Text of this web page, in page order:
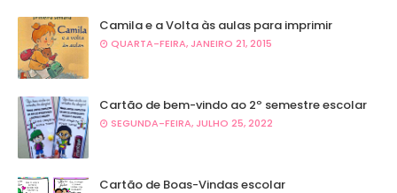
Camila e a Volta às aulas para imprimir
QUARTA-FEIRA, JANEIRO 21, 2015
Cartão de bem-vindo ao 2º semestre escolar
SEGUNDA-FEIRA, JULHO 25, 2022
Cartão de Boas-Vindas escolar